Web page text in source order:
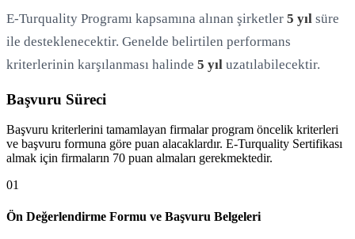
E-Turquality Programı kapsamına alınan şirketler 5 yıl süre
ile desteklenecektir. Genelde belirtilen performans
kriterlerinin karşılanması halinde 5 yıl uzatılabilecektir.
Başvuru Süreci
Başvuru kriterlerini tamamlayan firmalar program öncelik kriterleri
ve başvuru formuna göre puan alacaklardır. E-Turquality Sertifikası
almak için firmaların 70 puan almaları gerekmektedir.
01
Ön Değerlendirme Formu ve Başvuru Belgeleri